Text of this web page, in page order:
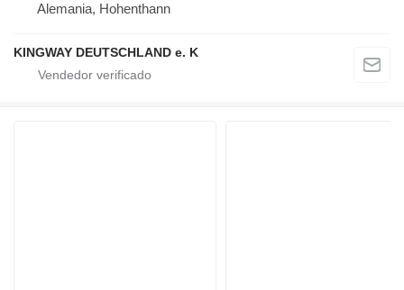
Alemania, Hohenthann
KINGWAY DEUTSCHLAND e. K